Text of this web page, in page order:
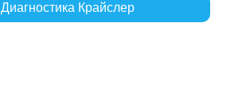
Диагностика Крайслер